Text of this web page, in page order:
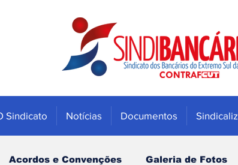
Sindicato Notícias Documentos
Acordos e Convenções Galeria de Fotos